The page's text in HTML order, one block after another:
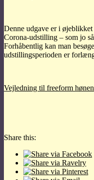
Denne udgave er i
Corona-udstilling – som jo
Forhåbentlig kan man
udstillingsperioden er
Vejledning til freeform
Share this: